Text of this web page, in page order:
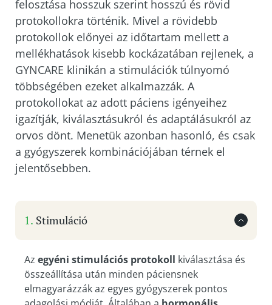
felosztása hosszuk szerint hosszú és rövid
protokollokra történik. Mivel a rövidebb
protokollok előnyei az időtartam mellett a
mellékhatások kisebb kockázatában rejlenek, a
GYNCARE klinikán a stimulációk túlnyomó
többségében ezeket alkalmazzák. A
protokollokat az adott páciens igényeihez
igazítják, kiválasztásukról és adaptálásukról az
orvos dönt. Menetük azonban hasonló, és csak
a gyógyszerek kombinációjában térnek el
jelentősebben.
Stimuláció
Az egyéni stimulációs protokoll kiválasztása és
összeállítása után minden páciensnek
elmagyarázzák az egyes gyógyszerek pontos